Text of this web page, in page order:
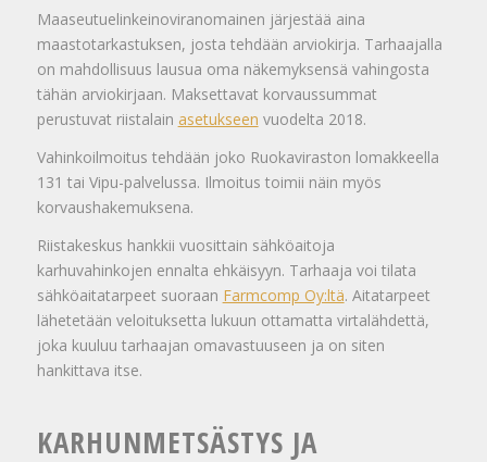
Maaseutuelinkeinoviranomainen järjestää aina
maastotarkastuksen, josta tehdään arviokirja. Tarhaajalla
on mahdollisuus lausua oma näkemyksensä vahingosta
tähän arviokirjaan. Maksettavat korvaussummat
perustuvat riistalain asetukseen vuodelta 2018.
Vahinkoilmoitus tehdään joko Ruokaviraston lomakkeella
131 tai Vipu-palvelussa. Ilmoitus toimii näin myös
korvaushakemuksena.
Riistakeskus hankkii vuosittain sähköaitoja
karhuvahinkojen ennalta ehkäisyyn. Tarhaaja voi tilata
sähköaitatarpeet suoraan Farmcomp Oy:ltä. Aitatarpeet
lähetetään veloituksetta lukuun ottamatta virtalähdettä,
joka kuuluu tarhaajan omavastuuseen ja on siten
hankittava itse.
KARHUNMETSÄSTYS JA